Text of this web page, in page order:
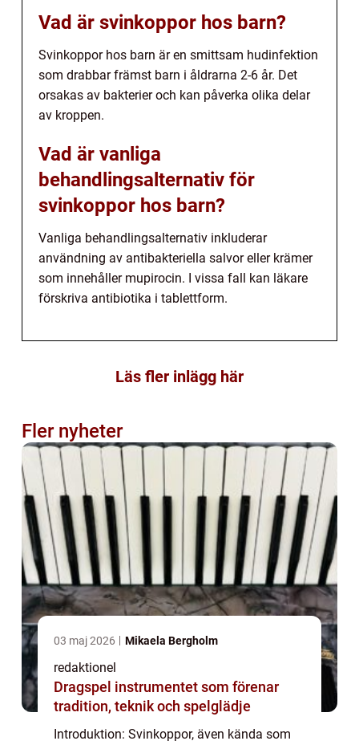
Vad är svinkoppor hos barn?
Svinkoppor hos barn är en smittsam hudinfektion
som drabbar främst barn i åldrarna 2-6 år. Det
orsakas av bakterier och kan påverka olika delar
av kroppen.
Vad är vanliga
behandlingsalternativ för
svinkoppor hos barn?
Vanliga behandlingsalternativ inkluderar
användning av antibakteriella salvor eller krämer
som innehåller mupirocin. I vissa fall kan läkare
förskriva antibiotika i tablettform.
Läs fler inlägg här
Fler nyheter
03 maj 2026 Mikaela Bergholm
redaktionel
Dragspel instrumentet som förenar
tradition, teknik och spelglädje
Introduktion: Svinkoppor, även kända som